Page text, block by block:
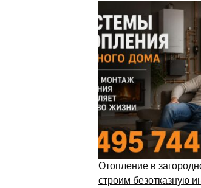
Отопление в
строим безотказную